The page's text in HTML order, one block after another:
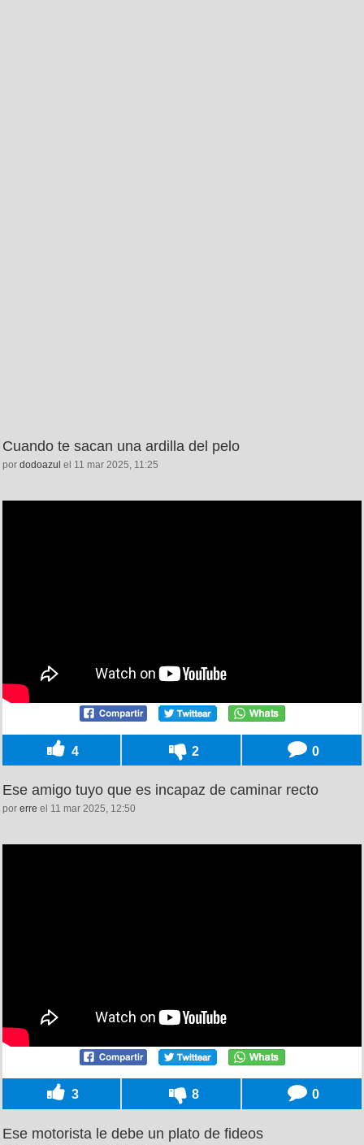
Cuando te sacan una ardilla del pelo
por dodoazul el 11 mar 2025, 11:25
4 2 0
Ese amigo tuyo que es incapaz de caminar recto
por erre el 11 mar 2025, 12:50
3 8 0
Ese motorista le debe un plato de fideos